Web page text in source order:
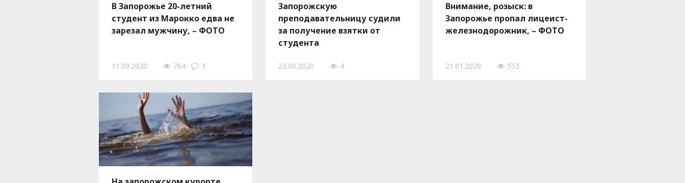
В Запорожье 20-летний
студент из Марокко едва не
зарезал мужчину, – ФОТО
11.09.2020 764 3
Запорожскую
преподавательницу судили
за получение взятки от
студента
23.06.2020 4
Внимание, розыск: в
Запорожье пропал лицеист-
железнодорожник, – ФОТО
21.01.2020 553